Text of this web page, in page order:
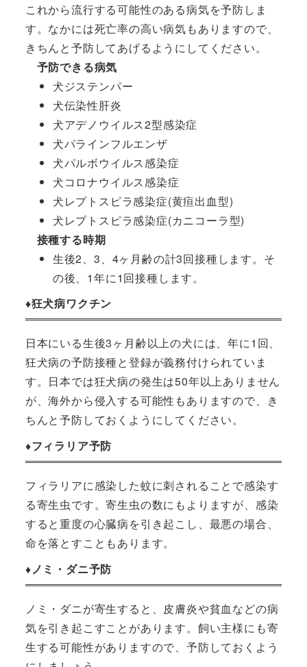
これから流行する可能性のある病気を予防しま
す。なかには死亡率の高い病気もありますので、
きちんと予防してあげるようにしてください。
予防できる病気
犬ジステンパー
犬伝染性肝炎
犬アデノウイルス2型感染症
犬パラインフルエンザ
犬パルボウイルス感染症
犬コロナウイルス感染症
犬レプトスピラ感染症(黄疸出血型)
犬レプトスピラ感染症(カニコーラ型)
接種する時期
生後2、3、4ヶ月齢の計3回接種します。そ
の後、1年に1回接種します。
♦︎狂犬病ワクチン
日本にいる生後3ヶ月齢以上の犬には、年に1回、
狂犬病の予防接種と登録が義務付けられていま
す。日本では狂犬病の発生は50年以上ありません
が、海外から侵入する可能性もありますので、き
ちんと予防しておくようにしてください。
♦︎フィラリア予防
フィラリアに感染した蚊に刺されることで感染す
る寄生虫です。寄生虫の数にもよりますが、感染
すると重度の心臓病を引き起こし、最悪の場合、
命を落とすこともあります。
♦︎ノミ・ダニ予防
ノミ・ダニが寄生すると、皮膚炎や貧血などの病
気を引き起こすことがあります。飼い主様にも寄
生する可能性がありますので、予防しておくよう